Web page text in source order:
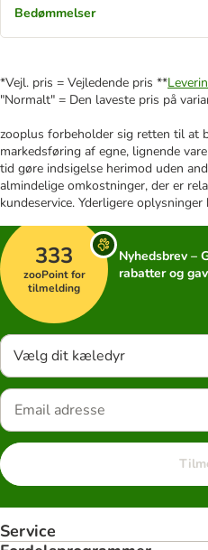
Bedømmelser
*Vejl. pris = Vejledende pris **
"Normalt" = Den laveste pris på
zooplus forbeholder sig retten til at
markedsføring af egne, lignende
tid gøre indsigelse herimod uden
almindelige omkostninger, der er
kundeservice. Yderligere
333
zooPoint for
tilmelding
Nyhedsbrev –
rabatter og
Vælg dit kæledyr
Service